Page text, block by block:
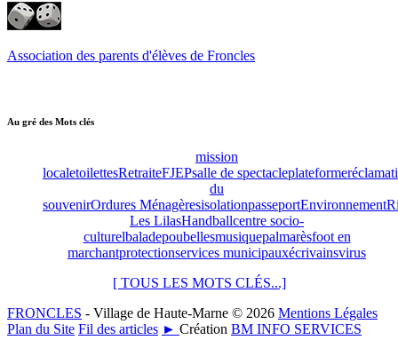
Association des parents d'élèves de Froncles
Au gré des Mots clés
mission
localetoilettesRetraiteFJEPsalle de spectacleplateforme
du
souvenirOrdures MénagèresisolationpasseportEnvironnement
Les LilasHandballcentre socio-
culturelbaladepoubellesmusiquepalmarèsfoot en
marchantprotectionservices municipauxécrivainsvirus
[ TOUS LES MOTS CLÉS...]
FRONCLES - Village de Haute-Marne © 2026 Mentions Légales
Plan du Site Fil des articles ► Création BM INFO SERVICES